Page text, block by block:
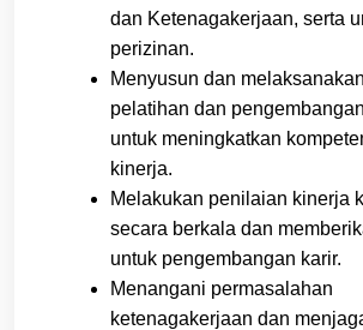
dan Ketenagakerjaan, serta
perizinan.
Menyusun dan
pelatihan dan
untuk meningkatkan
kinerja.
Melakukan penilaian kinerja
secara berkala dan
untuk pengembangan karir.
Menangani permasalahan
ketenagakerjaan dan